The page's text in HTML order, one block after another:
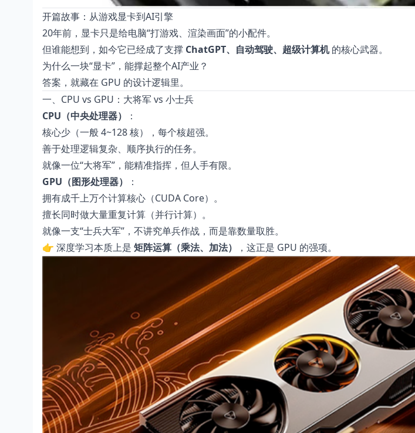
开篇故事：从游戏显卡到AI引擎
20年前，显卡只是给电脑“打游戏、渲染画面”的小配件。
但谁能想到，如今它已经成了支撑 ChatGPT、自动驾驶、超级计算机的核心武器。
为什么一块“显卡”，能撑起整个AI产业？
答案，就藏在 GPU 的设计逻辑里。
一、CPU vs GPU：大将军 vs 小士兵
CPU（中央处理器）
：
核心少（一般 4~128 核），每个核超强。
善于处理逻辑复杂、顺序执行的任务。
就像一位“大将军”，能精准指挥，但人手有限。
GPU（图形处理器）
：
拥有成千上万个计算核心（CUDA Core）。
擅长同时做大量重复计算（并行计算）。
就像一支“士兵大军”，不讲究单兵作战，而是靠数量取胜。
👉 深度学习本质上是 矩阵运算（乘法、加法） ，这正是 GPU 的强项。